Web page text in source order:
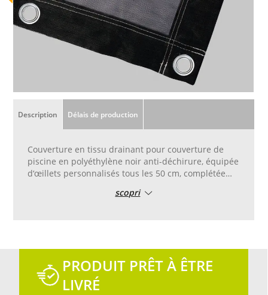
Description Délais de production
Couverture en tissu drainant pour couverture de
piscine en polyéthylène noir anti-déchirure, équipée
d‘œillets personnalisés tous les 50 cm, complétée
placés tous les 50 cm.
se déchire pas davantage et la déchirure ne s‘élargit
pas.
scopri
PRODUIT PRÊT À ÊTRE
LIVRÉ